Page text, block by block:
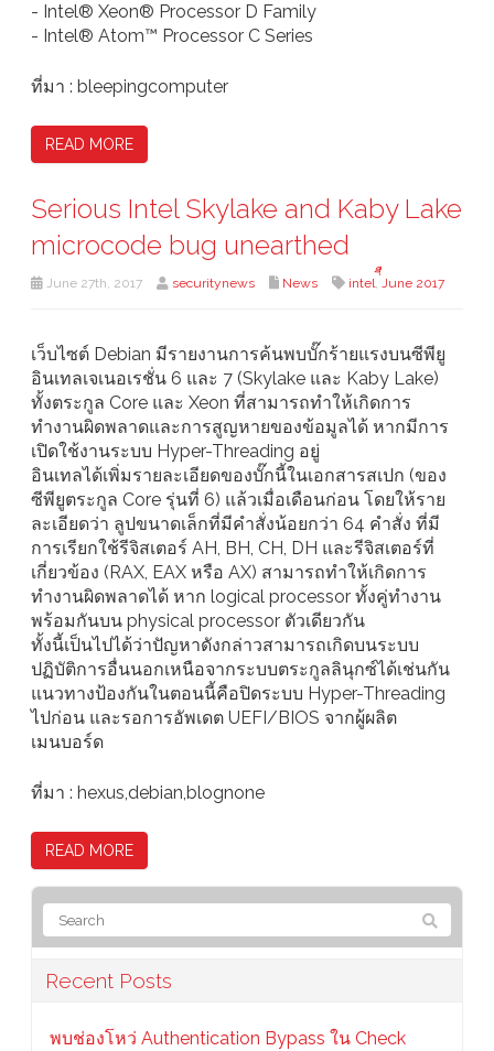
- Intel® Xeon® Processor D Family
- Intel® Atom™ Processor C Series
ที่มา : bleepingcomputer
READ MORE
Serious Intel Skylake and Kaby Lake
microcode bug unearthed
June 27th, 2017 securitynews News intel, ่ีืJune 2017
เว็บไซต์ Debian มีรายงานการค้นพบบั๊กร้ายแรงบนซีพียู
อินเทลเจเนอเรชั่น 6 และ 7 (Skylake และ Kaby Lake)
ทั้งตระกูล Core และ Xeon ที่สามารถทำให้เกิดการ
ทำงานผิดพลาดและการสูญหายของข้อมูลได้ หากมีการ
เปิดใช้งานระบบ Hyper-Threading อยู่
อินเทลได้เพิ่มรายละเอียดของบั๊กนี้ในเอกสารสเปก (ของ
ซีพียูตระกูล Core รุ่นที่ 6) แล้วเมื่อเดือนก่อน โดยให้ราย
ละเอียดว่า ลูปขนาดเล็กที่มีคำสั่งน้อยกว่า 64 คำสั่ง ที่มี
การเรียกใช้รีจิสเตอร์ AH, BH, CH, DH และรีจิสเตอร์ที่
เกี่ยวข้อง (RAX, EAX หรือ AX) สามารถทำให้เกิดการ
ทำงานผิดพลาดได้ หาก logical processor ทั้งคู่ทำงาน
พร้อมกันบน physical processor ตัวเดียวกัน
ทั้งนี้เป็นไปได้ว่าปัญหาดังกล่าวสามารถเกิดบนระบบ
ปฏิบัติการอื่นนอกเหนือจากระบบตระกูลลินุกซ์ได้เช่นกัน
แนวทางป้องกันในตอนนี้คือปิดระบบ Hyper-Threading
ไปก่อน และรอการอัพเดต UEFI/BIOS จากผู้ผลิต
เมนบอร์ด
ที่มา : hexus,debian,blognone
READ MORE
Recent Posts
พบช่องโหว่ Authentication Bypass ใน Check